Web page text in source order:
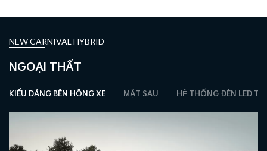
NEW CARNIVAL HYBRID
NGOẠI THẤT
KIỂU DÁNG BÊN HÔNG XE MẶT SAU HỆ THỐNG ĐÈN LED